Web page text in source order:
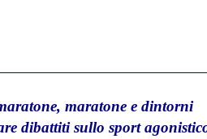
maratone e dintorni
dibattiti sullo sport